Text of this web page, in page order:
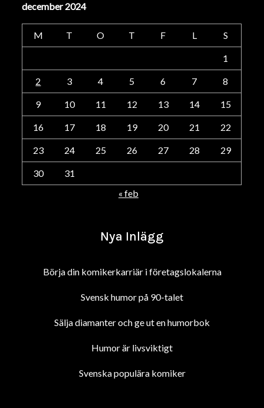
december 2024
M T O T F L S
1
2 3 4 5 6 7 8
9 10 11 12 13 14 15
16 17 18 19 20 21 22
23 24 25 26 27 28 29
30
31
« feb
Nya Inlägg
Börja din komikerkarriär i företagslokalerna
Svensk humor på 90-talet
Sälja diamanter och ge ut en humorbok
Humor är livsviktigt
Svenska populära komiker